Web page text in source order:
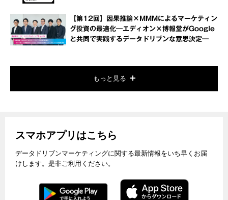
【第12回】因果推論×MMMによるマーケティン
グ投資の最適化―エディオン×博報堂がGoogle
と共同で実践するデータドリブンな意思決定―
もっと見る
スマホアプリはこちら
データドリブンマーケティングに関する最新情報をいち早くお届
けします。是非ご利用ください。